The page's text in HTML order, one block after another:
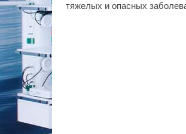
тяжелых и опасных